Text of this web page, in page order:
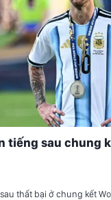
tiếng sau chung
thất bại ở chung kết